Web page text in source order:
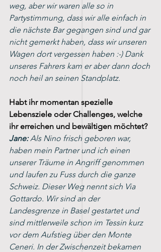
weg, aber wir waren alle so in
Partystimmung, dass wir alle einfach in
die nächste Bar gegangen sind und gar
nicht gemerkt haben, dass wir unseren
Wagen dort vergessen haben :-) Dank
unseres Fahrers kam er aber dann doch
noch heil an seinen Standplatz.
Habt ihr momentan spezielle
Lebensziele oder Challenges, welche
ihr erreichen und bewältigen möchtet?
Jane: Als Nino frisch geboren war,
haben mein Partner und ich einen
unserer Träume in Angriff genommen
und laufen zu Fuss durch die ganze
Schweiz. Dieser Weg nennt sich Via
Gottardo. Wir sind an der
Landesgrenze in Basel gestartet und
sind mittlerweile schon im Tessin kurz
vor dem Aufstieg über den Monte
Ceneri. In der Zwischenzeit bekamen